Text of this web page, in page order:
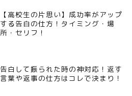
【高校生の片思い】成功率がアップ
する告白の仕方！タイミング・場
所・セリフ！
告白して振られた時の神対応！返す
言葉や返事の仕方はコレで決まり！